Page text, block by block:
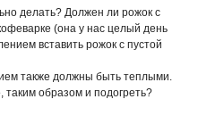
делать? Должен ли рожок с
(она у нас целый день
вставить рожок с пустой
также должны быть теплыми.
образом и подогреть?